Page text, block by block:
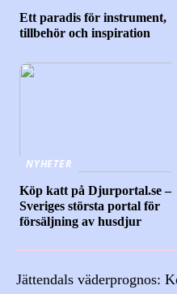
Ett paradis för instrument,
tillbehör och inspiration
NYHETER
Köp katt på Djurportal.se –
Sveriges största portal för
försäljning av husdjur
Jättendals väderprognos: